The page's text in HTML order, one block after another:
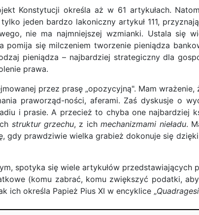
Konstytucji określa aż w 61 artykułach.
jeden bardzo lakoniczny artykuł 111,
nie ma najmniejszej wzmianki. Ustala się
się milczeniem tworzenie pieniądza
pieniądza – najbardziej strategiczny dla
prawa.
przez prasę „opozycyjną". Mam
praworząd-ności, aferami. Zaś dyskusje o
i prasie. A przecież to chyba one najbardziej
struktur grzechu, z ichmechanizmami nieładu.
prawdziwie wielka grabież dokonuje się
spotyka się wiele artykułów przedstawiających
(komu zabrać, komu zwiększyć podatki,
ich określa Papież Pius XI w encyklice „